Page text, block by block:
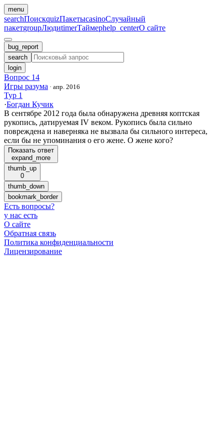
menu
searchПоискquizПакетыcasinoСлучайный
пакетgroupЛюдиtimerТаймерhelp_centerО сайте
bug_report
search
login
Вопрос 14
Игры разума · апр. 2016
Тур 1
·Богдан Кучик
В сентябре 2012 года была обнаружена древняя коптская
рукопись, датируемая IV веком. Рукопись была сильно
повреждена и наверняка не вызвала бы сильного интереса,
если бы не упоминания о его жене. О жене кого?
Показать ответ
expand_more
thumb_up
0
thumb_down
bookmark_border
Есть вопросы?
у нас есть
О сайте
Обратная связь
Политика конфиденциальности
Лицензирование